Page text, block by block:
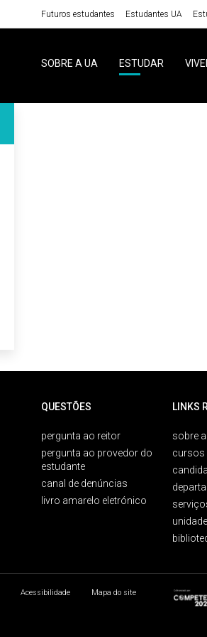
Futuros estudantes Estudantes UA
SOBRE A UA ESTUDAR
QUESTÕES
pergunta ao reitor
pergunta ao provedor do
estudante
canal de denúncias
livro amarelo eletrónico
LINKS
sobre
cursos
Acessibilidade
Mapa do site